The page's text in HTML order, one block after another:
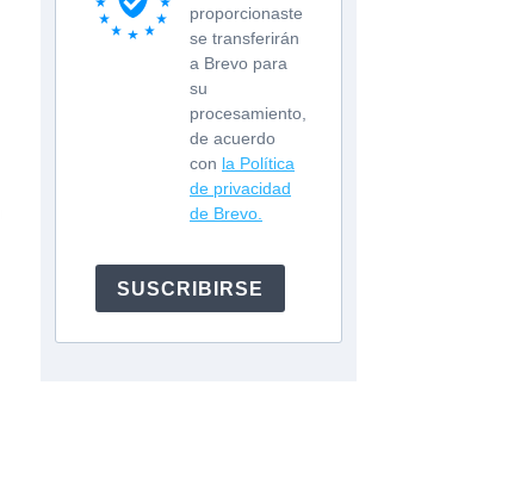
proporcionaste
se transferirán
a Brevo para
su
procesamiento,
de acuerdo
con la Política
de privacidad
de Brevo.
SUSCRIBIRSE